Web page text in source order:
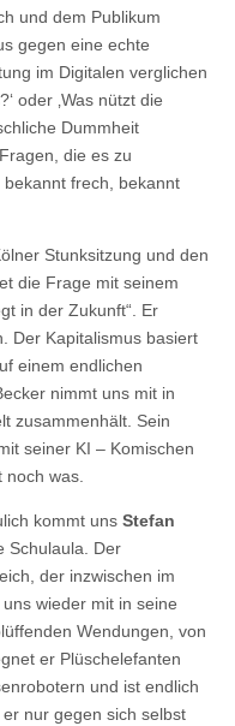
und dem Publikum
gegen eine echte
im Digitalen verglichen
oder ‚Was nützt die
Dummheit
die es zu
frech, bekannt
Stunksitzung und den
die Frage mit seinem
in der Zukunft“. Er
Der Kapitalismus basiert
einem endlichen
nimmt uns mit in
zusammenhält. Sein
seiner KI – Komischen
was.
kommt uns Stefan
Schulaula. Der
der inzwischen im
wieder mit in seine
Wendungen, von
er Plüschelefanten
und ist endlich
nur gegen sich selbst